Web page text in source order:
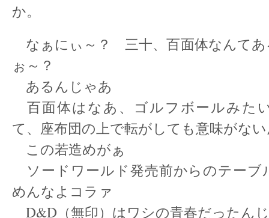
か。
なぁにぃ～？ 三十、百面体なんて
ぉ～？
あるんじゃあ
百面体はなあ、ゴルフボールみた
て、座布団の上で転がしても意味がな
この若造めがぁ
ソードワールド発売前からのテーブ
めんなよコラァ
D&D（無印）はワシの青春だったん